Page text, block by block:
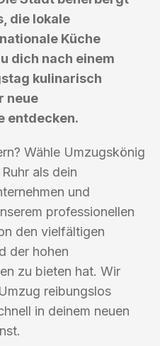
die lokale
Küche
dich nach einem
kulinarisch
neue
entdecken.
Wähle Umzugskönig
als dein
und
professionellen
den vielfältigen
der hohen
zu bieten hat. Wir
reibungslos
in deinem neuen